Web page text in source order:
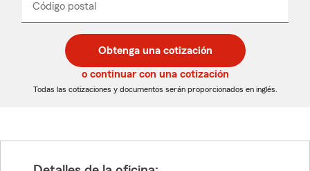
desplegable
Código postal
de
5
dígitos
de
5
dígitos
_____
Obtenga una cotización
o continuar con una cotización
Todas las cotizaciones y documentos serán proporcionados en inglés.